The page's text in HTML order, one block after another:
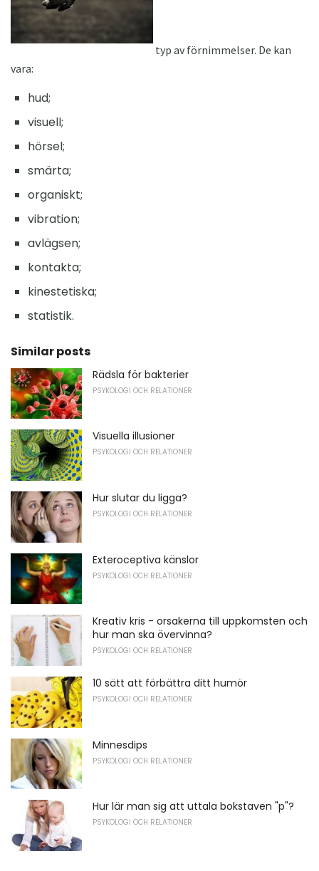
typ av förnimmelser. De kan
vara:
hud;
visuell;
hörsel;
smärta;
organiskt;
vibration;
avlägsen;
kontakta;
kinestetiska;
statistik.
Similar posts
Rädsla för bakterier
PSYKOLOGI OCH RELATIONER
Visuella illusioner
PSYKOLOGI OCH RELATIONER
Hur slutar du ligga?
PSYKOLOGI OCH RELATIONER
Exteroceptiva känslor
PSYKOLOGI OCH RELATIONER
Kreativ kris - orsakerna till uppkomsten och
hur man ska övervinna?
PSYKOLOGI OCH RELATIONER
10 sätt att förbättra ditt humör
PSYKOLOGI OCH RELATIONER
Minnesdips
PSYKOLOGI OCH RELATIONER
Hur lär man sig att uttala bokstaven "p"?
PSYKOLOGI OCH RELATIONER